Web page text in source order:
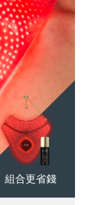
組合更省錢